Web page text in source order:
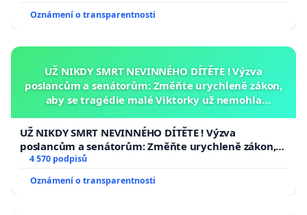
Oznámení o transparentnosti
UŽ NIKDY SMRT NEVINNÉHO DÍTĚTE ! Výzva
poslancům a senátorům: Změňte urychleně zákon,
aby se tragédie malé Viktorky už nemohla
UŽ NIKDY SMRT NEVINNÉHO DÍTĚTE ! Výzva
poslancům a senátorům: Změňte urychleně zákon,
aby se tragédie malé Viktorky už nemohla opakovat!
4 570 podpisů
Oznámení o transparentnosti